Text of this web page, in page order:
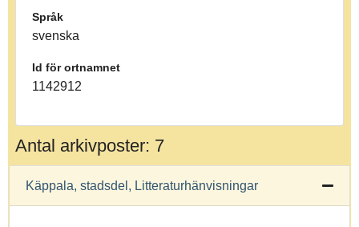
Språk
svenska
Id för ortnamnet
1142912
Antal arkivposter: 7
Käppala, stadsdel, Litteraturhänvisningar